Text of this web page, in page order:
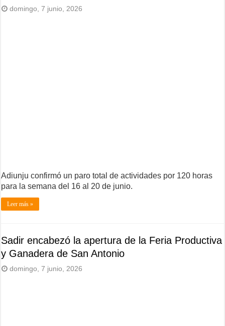
domingo, 7 junio, 2026
Adiunju confirmó un paro total de actividades por 120 horas
para la semana del 16 al 20 de junio.
Leer más »
Sadir encabezó la apertura de la Feria Productiva
y Ganadera de San Antonio
domingo, 7 junio, 2026